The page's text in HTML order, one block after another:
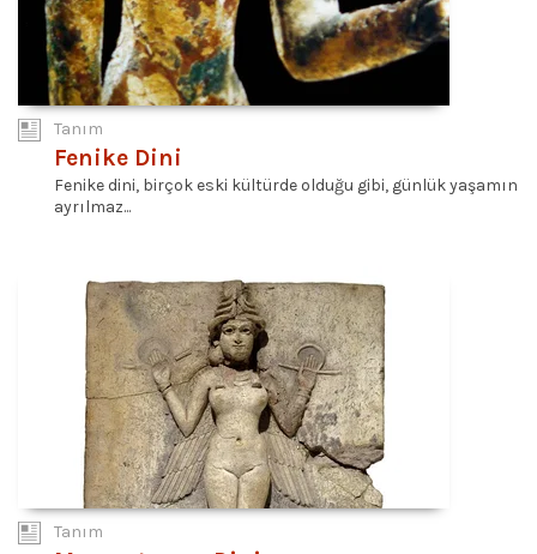
Tanım
Fenike Dini
Fenike dini, birçok eski kültürde olduğu gibi, günlük yaşamın
ayrılmaz...
Tanım